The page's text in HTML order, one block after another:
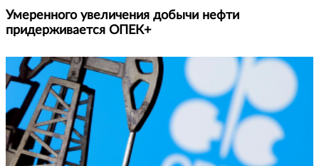
Умеренного увеличения добычи нефти
придерживается ОПЕК+